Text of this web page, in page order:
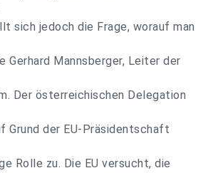
sich jedoch die Frage, worauf man
Gerhard Mannsberger, Leiter der
Der österreichischen Delegation
Grund der EU-Präsidentschaft
Rolle zu. Die EU versucht, die